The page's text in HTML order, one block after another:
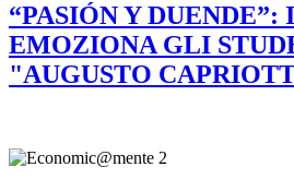
“PASIÓN Y
EMOZIONA GLI
"AUGUSTO